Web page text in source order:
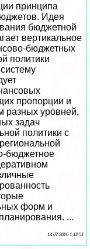
принципа
Идея
бюджетной
вертикальное
бюджетных
политики
пропорции и
разных уровней,
задач
политики с
бюджетное
форм и
...
14 07 2026 1:12:51